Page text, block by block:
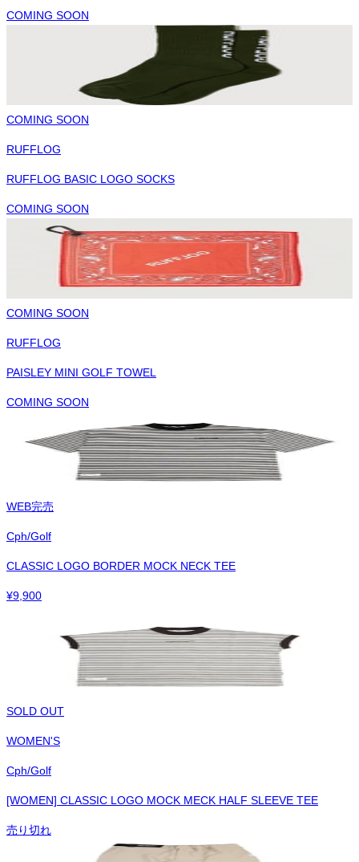
COMING SOON
COMING SOON
RUFFLOG
RUFFLOG BASIC LOGO SOCKS
COMING SOON
COMING SOON
RUFFLOG
PAISLEY MINI GOLF TOWEL
COMING SOON
WEB完売
Cph/Golf
CLASSIC LOGO BORDER MOCK NECK TEE
¥9,900
SOLD OUT
WOMEN'S
Cph/Golf
[WOMEN] CLASSIC LOGO MOCK MECK HALF SLEEVE TEE
売り切れ